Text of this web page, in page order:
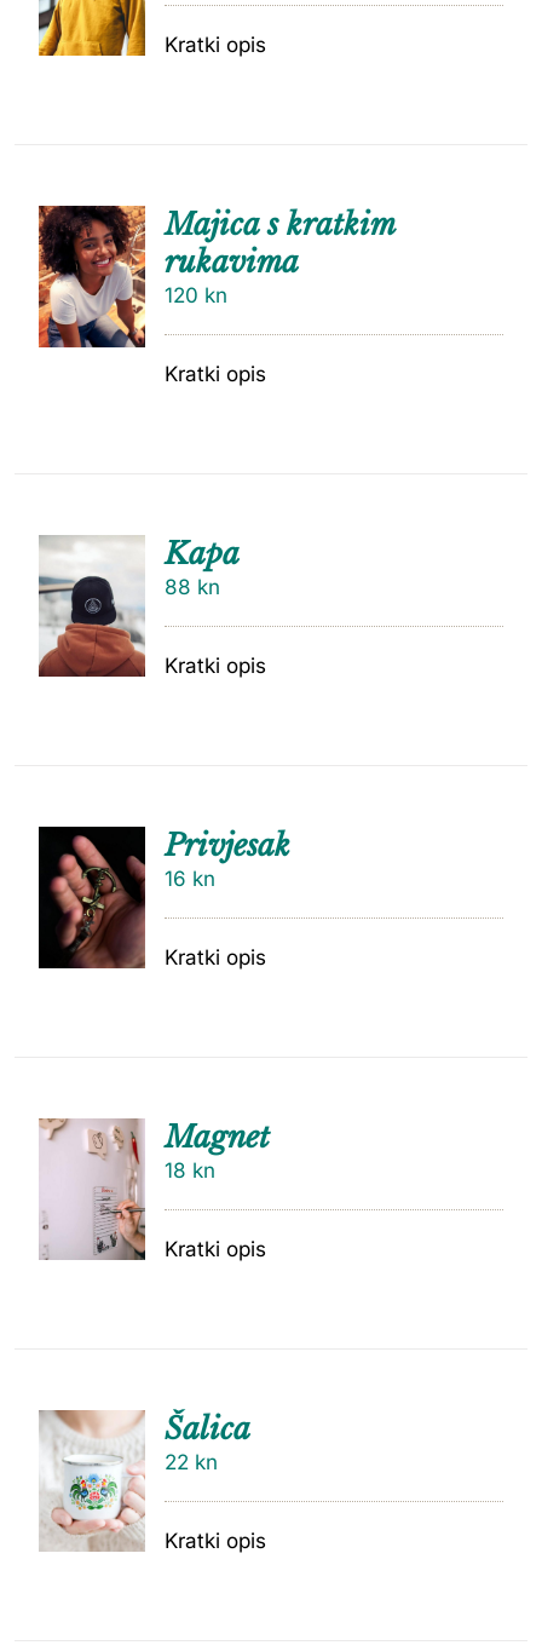
Kratki opis
DODAJ
U
CU
Majica s kratkim
rukavima
120 kn
Kratki opis
KOŠARI
CU
Kapa
88 kn
Kratki opis
DODAJ
U
KOŠARI
CU
Privjesak
16 kn
Kratki opis
DODAJ
Magnet
18 kn
Kratki opis
DODAJ
U
KOŠARI
CU
Šalica
22 kn
Kratki opis